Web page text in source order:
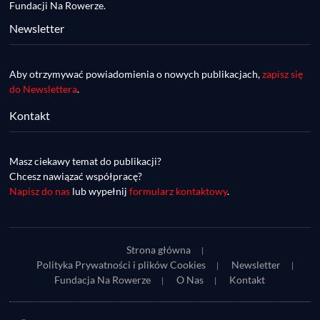
- zaprasza Mateusz Szafraniec. Dwie
samochwałki
Fundacji Na Rowerze.
Newsletter
Aby otrzymywać powiadomienia o nowych publikacjach,zapisz się
do Newslettera.
Kontakt
Masz ciekawy temat do publikacji?
Chcesz nawiązać współpracę?
Napisz do nas lub wypełnijformularz kontaktowy.
Strona główna
Polityka Prywatności i plików Cookies
Newsletter
Fundacja Na Rowerze
O Nas Kontakt